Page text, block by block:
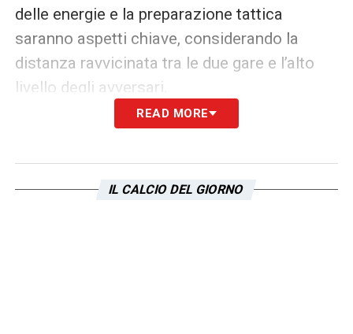
delle energie e la preparazione tattica
saranno aspetti chiave, considerando la
distanza ravvicinata tra le due gare e l’alto
livello degli avversari.
La programmazione televisiva conferma la
tifosi biancocelesti potranno seguire
READ MORE
IL CALCIO DEL GIORNO